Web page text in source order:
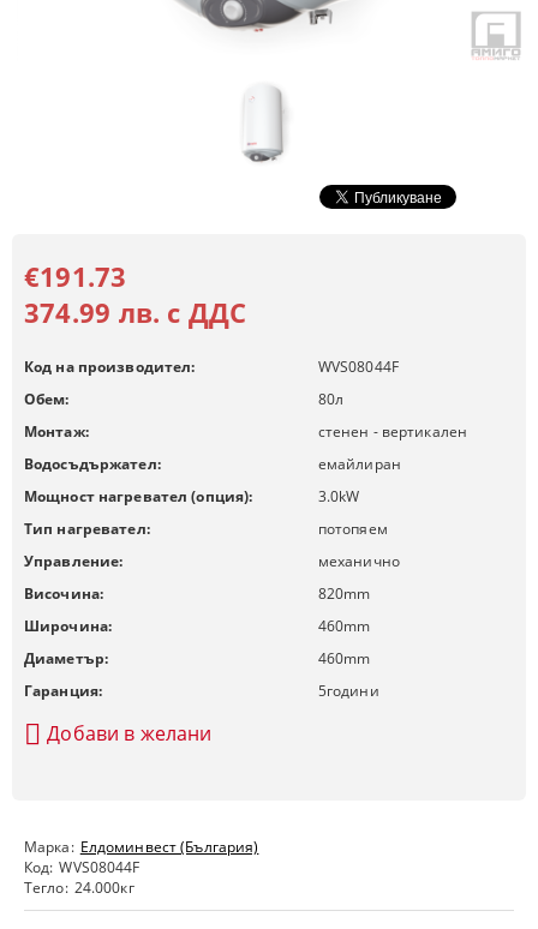
Марка: Елдоминвест (България)
Код: WVS08044F
Тегло: 24.000кг
€191.73
374.99 лв. с ДДС
Код на производител:
WVS08044F
Обем:
80л
Монтаж:
стенен - вертикален
Водосъдържател:
емайлиран
Мощност нагревател (опция):
3.0kW
Тип нагревател:
потопяем
Управление:
механично
Височина:
820mm
Широчина:
460mm
Диаметър:
460mm
Гаранция:
5години
Добави в желани